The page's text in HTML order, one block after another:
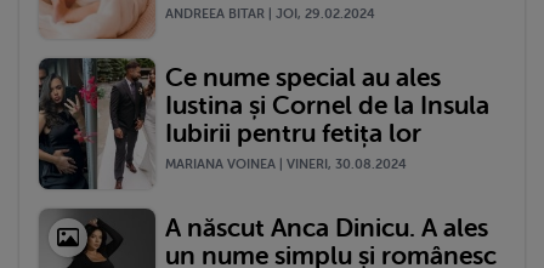
ANDREEA BITAR | JOI, 29.02.2024
Ce nume special au ales
Iustina și Cornel de la Insula
Iubirii pentru fetița lor
MARIANA VOINEA | VINERI, 30.08.2024
A născut Anca Dinicu. A ales
un nume simplu și românesc